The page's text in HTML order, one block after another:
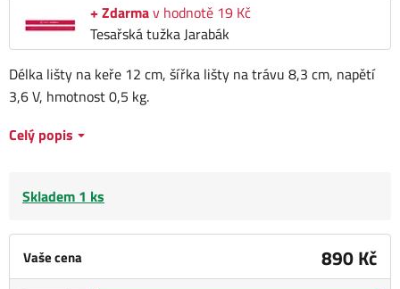
+ Zdarmav hodnotě 19 Kč
Tesařská tužka Jarabák
Vaše cena 890 Kč
Délka lišty na keře 12 cm, šířka lišty na trávu 8,3 cm, napětí
3,6 V, hmotnost 0,5 kg.
Celý popis
Skladem 1 ks